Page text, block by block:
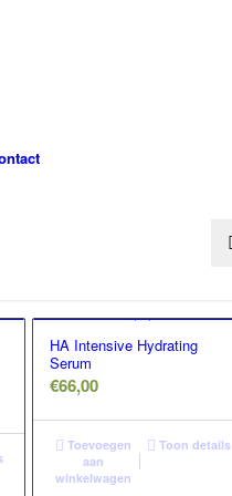
HA Intensive Hydrating
Serum
€66,00
Toevoegen
aan
winkelwagen
Toon details